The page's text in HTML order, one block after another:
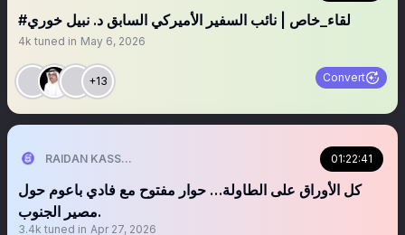
‏‏‎‎#لقاء_خاص | نائب السفير الأميركي السابق د. نبيل خوري
4k tuned in May 6, 2026
+13 Convert
01:22:41
‏‏‏كل الأوراق على الطاولة… حوار مفتوح مع فادي باعوم حول
مصير الجنوب.
3.4k tuned in Apr 27, 2026